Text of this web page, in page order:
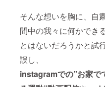
そんな想いを胸に、自
間中の我々に何かでき
とはないだろうかと試
誤し、
instagramでの”お家で